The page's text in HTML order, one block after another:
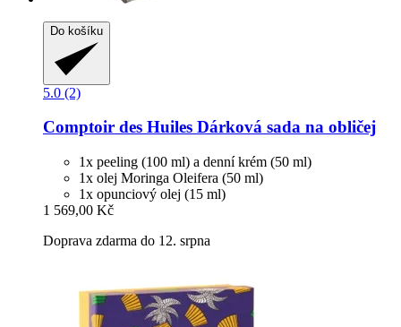
Do košíku
5.0 (2)
Comptoir des Huiles Dárková sada na obličej
1x peeling (100 ml) a denní krém (50 ml)
1x olej Moringa Oleifera (50 ml)
1x opunciový olej (15 ml)
1 569,00 Kč
Doprava zdarma do 12. srpna